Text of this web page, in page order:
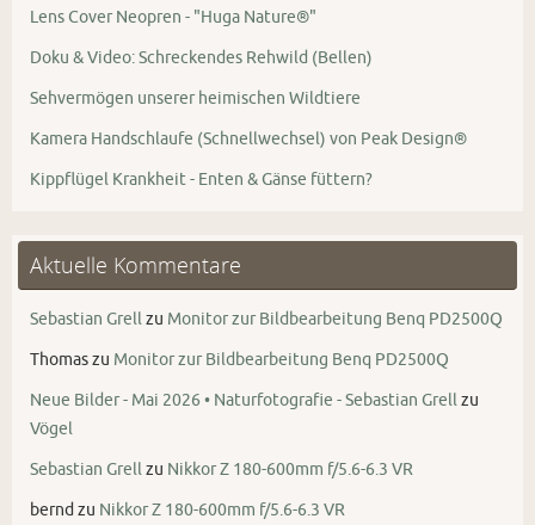
Lens Cover Neopren - "Huga Nature®"
Doku & Video: Schreckendes Rehwild (Bellen)
Sehvermögen unserer heimischen Wildtiere
Kamera Handschlaufe (Schnellwechsel) von Peak Design®
Kippflügel Krankheit - Enten & Gänse füttern?
Aktuelle Kommentare
Sebastian Grellzu Monitor zur Bildbearbeitung Benq PD2500Q
Thomaszu Monitor zur Bildbearbeitung Benq PD2500Q
Neue Bilder - Mai 2026 • Naturfotografie - Sebastian Grellzu
Vögel
Sebastian Grellzu Nikkor Z 180-600mm f/5.6-6.3 VR
bernd zu Nikkor Z 180-600mm f/5.6-6.3 VR